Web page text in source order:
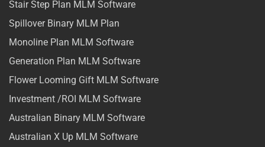
Stair Step Plan MLM Software
Spillover Binary MLM Plan
Monoline Plan MLM Software
Generation Plan MLM Software
Flower Looming Gift MLM Software
Investment /ROI MLM Software
Australian Binary MLM Software
Australian X Up MLM Software